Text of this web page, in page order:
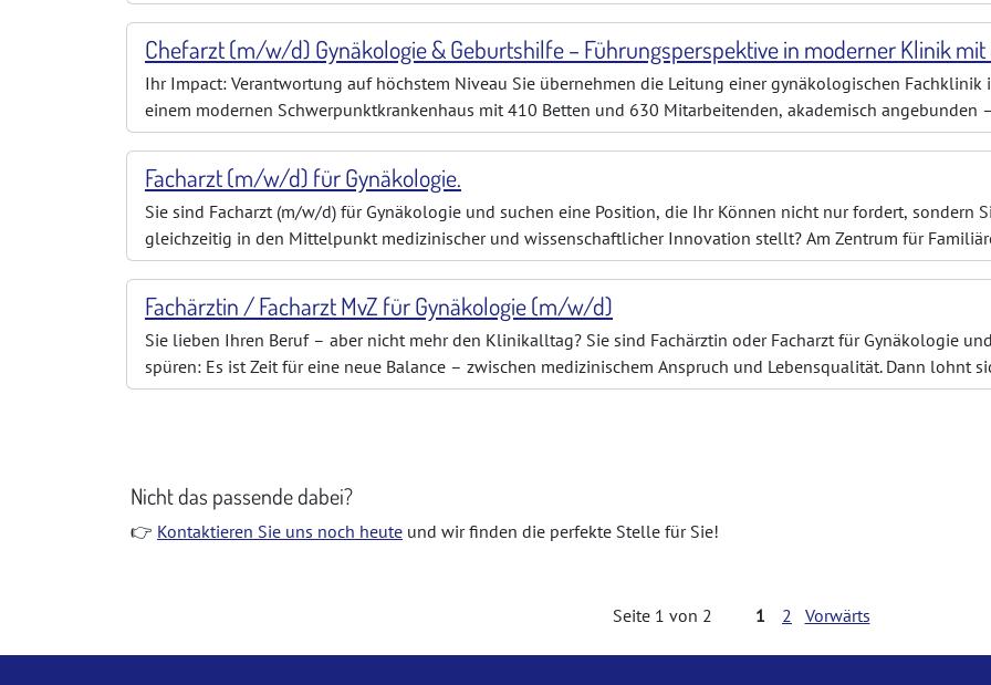
medizinischen Versorgungszentrum übernehmen Sie zum Jahreswechsel eine voll ausg
Ihr Impact: Verantwortung auf höchstem Niveau Sie übernehmen die Leitung einer gynäkologischen Fachklinik
einem modernen Schwerpunktkrankenhaus mit 410 Betten und 630 Mitarbeitenden, akademisch angebunden –
und regional bestens vernetzt. In Ihrer Verantwortung liegen Geburtshilfe, gynäkolog
Facharzt (m/w/d) für Gynäkologie.
Sie sind Facharzt (m/w/d) für Gynäkologie und suchen eine Position, die Ihr Können nicht nur fordert, sondern
gleichzeitig in den Mittelpunkt medizinischer und wissenschaftlicher Innovation stellt? Am Zentrum für
Brust- und Eierstockkrebs der renommierten Universitätsklinik
Fachärztin / Facharzt MvZ für Gynäkologie (m/w/d)
Sie lieben Ihren Beruf – aber nicht mehr den Klinikalltag? Sie sind Fachärztin oder Facharzt für Gynäkologie und
spüren: Es ist Zeit für eine neue Balance – zwischen medizinischem Anspruch und Lebensqualität. Dann lohnt
ein genauer Blick auf diese Position. Das Besondere an dieser Po
Nicht das passende dabei?
👉 Kontaktieren Sie uns noch heute und wir finden die perfekte Stelle für Sie!
Seite 1 von 2 1 2 Vorwärts